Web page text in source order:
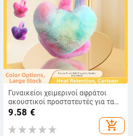
Γυναικείοι χειμερινοί αφράτοι
ακουστικοί προστατευτές για τα
αυτιά, πίσω-φορεσιμος
σχεδιασμός, μοτίβο γκραφίτι,
εξωτερική χρήση
9.58 €
add_shopping_cart